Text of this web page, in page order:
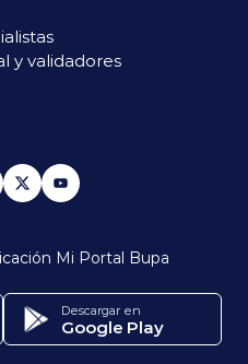
y validadores
Mi Portal Bupa
Descargar en
Google Play